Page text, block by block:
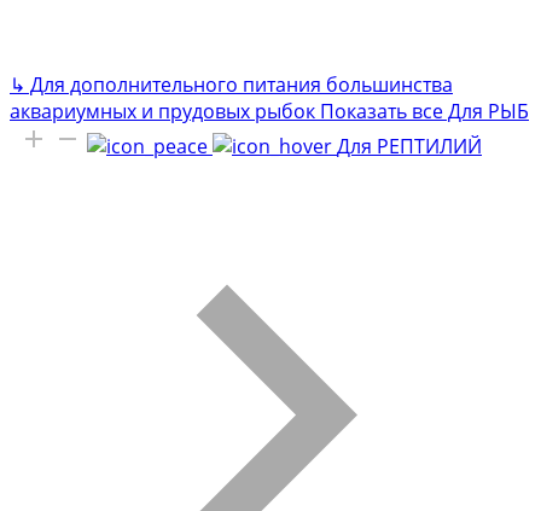
↳ Для дополнительного питания большинства
аквариумных и прудовых рыбок Показать все Для РЫБ
Для РЕПТИЛИЙ